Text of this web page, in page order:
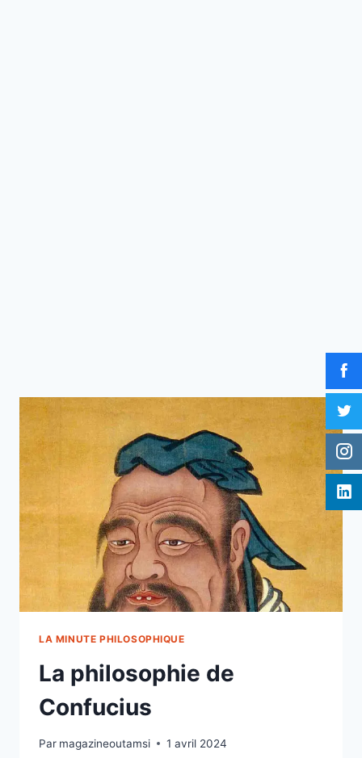
LA MINUTE PHILOSOPHIQUE
La philosophie de
Confucius
Par magazineoutamsi 1 avril 2024